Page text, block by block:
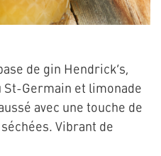
de gin Hendrick’s,
Germain et limonade
avec une touche de
Vibrant de